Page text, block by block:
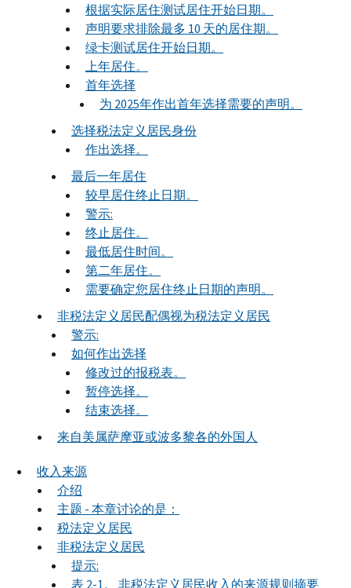
根据实际居住测试居住开始日期。
声明要求排除最多 10 天的居住期。
绿卡测试居住开始日期。
上年居住。
首年选择
为 2025年作出首年选择需要的声明。
选择税法定义居民身份
作出选择。
最后一年居住
较早居住终止日期。
警示:
终止居住。
最低居住时间。
第二年居住。
需要确定您居住终止日期的声明。
非税法定义居民配偶视为税法定义居民
警示:
如何作出选择
修改过的报税表。
暂停选择。
结束选择。
来自美属萨摩亚或波多黎各的外国人
收入来源
介绍
主题 - 本章讨论的是：
税法定义居民
非税法定义居民
提示:
表 2-1。 非税法定义居民收入的来源规则摘要